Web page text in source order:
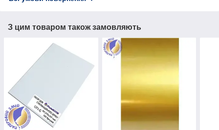
З цим товаром також замовляють